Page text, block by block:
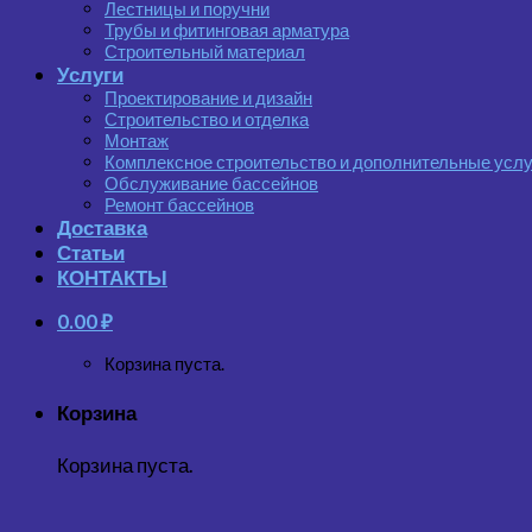
Лестницы и поручни
Трубы и фитинговая арматура
Строительный материал
Услуги
Проектирование и дизайн
Строительство и отделка
Монтаж
Комплексное строительство и дополнительные
Обслуживание бассейнов
Ремонт бассейнов
Доставка
Статьи
КОНТАКТЫ
0.00₽
Корзина пуста.
Корзина
Корзина пуста.